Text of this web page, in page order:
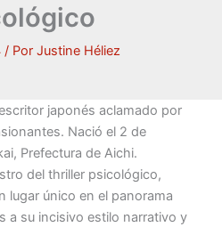
/ Por Justine Héliez
japonés aclamado por
Nació el 2 de
Prefectura de Aichi.
del thriller psicológico,
lugar único en el panorama
a su incisivo estilo narrativo y